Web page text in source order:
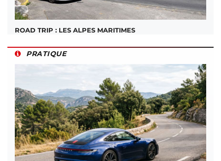
ROAD TRIP : LES ALPES MARITIMES
PRATIQUE